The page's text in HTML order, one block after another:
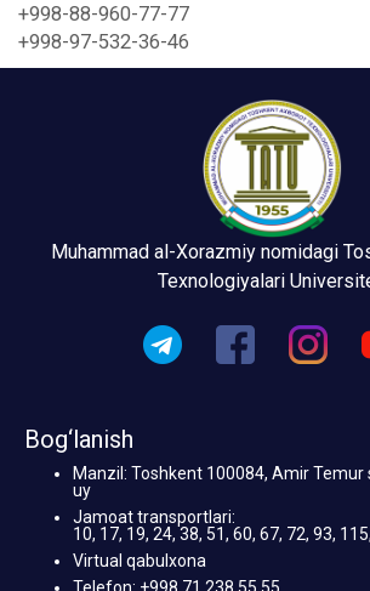
+998-88-960-77-77
+998-97-532-36-46
Muhammad al-Xorazmiy nomidagi
Texnologiyalari
Bog‘lanish
Manzil: Toshkent 100084, Amir Temur
uy
Jamoat transportlari:
10, 17, 19, 24, 38, 51, 60, 67, 72, 93,
Virtual qabulxona
Telefon: +998 71 238 55 55